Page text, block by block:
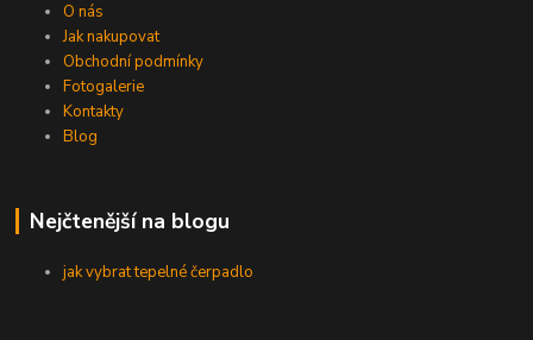
O nás
Jak nakupovat
Obchodní podmínky
Fotogalerie
Kontakty
Blog
Nejčtenější na blogu
jak vybrat tepelné čerpadlo